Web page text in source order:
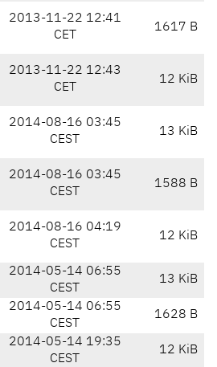
2013-11-22 12:41
CET
1617 B
2013-11-22 12:43
CET
12 KiB
2014-08-16 03:45
CEST
13 KiB
2014-08-16 03:45
CEST
1588 B
2014-08-16 04:19
CEST
12 KiB
2014-05-14 06:55
CEST
13 KiB
2014-05-14 06:55
CEST
1628 B
2014-05-14 19:35
CEST
12 KiB